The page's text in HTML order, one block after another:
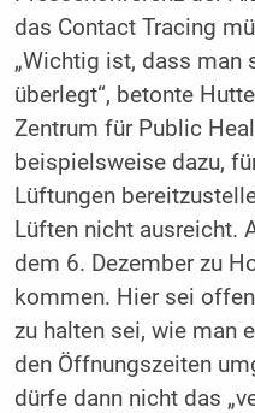
das Contact Tracing
„Wichtig ist, dass man
überlegt“, betonte
Zentrum für Public
beispielsweise dazu,
Lüftungen
Lüften nicht ausreicht.
dem 6. Dezember zu
kommen. Hier sei
zu halten sei, wie man
den Öffnungszeiten
dürfe dann nicht das